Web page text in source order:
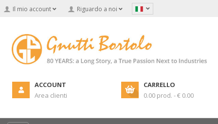
Il mio account Riguardo a noi
ACCOUNT
Area clienti
CARRELLO
0.00 prod. - € 0.00